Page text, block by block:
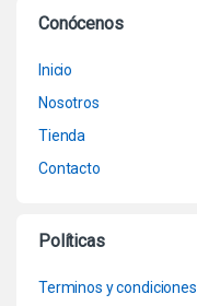
Conócenos
Inicio
Nosotros
Tienda
Contacto
Políticas
Terminos y condiciones